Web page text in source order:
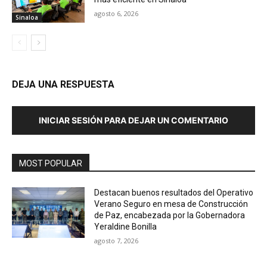
Sinaloa agosto 6, 2026
DEJA UNA RESPUESTA
INICIAR SESIÓN PARA DEJAR UN COMENTARIO
MOST POPULAR
Destacan buenos resultados del Operativo
Verano Seguro en mesa de Construcción
de Paz, encabezada por la Gobernadora
Yeraldine Bonilla
agosto 7, 2026